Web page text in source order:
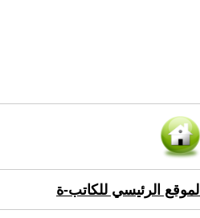
الموقع الرئيسي للكاتب-ة